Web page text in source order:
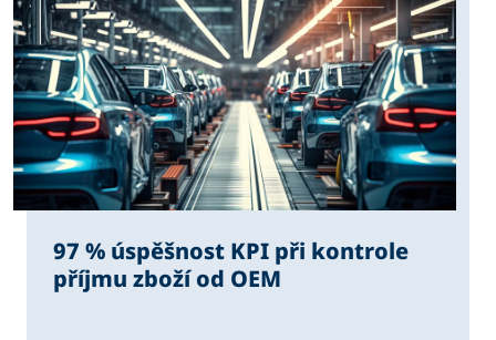
97 % úspěšnost KPI při kontrole
příjmu zboží od OEM